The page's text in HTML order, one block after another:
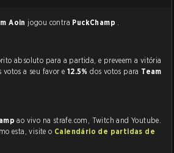
Aoin jogou contra PuckChamp .
votos a seu favor e 12.5%dos votos para Team
ao vivo na strafe.com, Twitch and Youtube.
esta, visite o Calendário de partidas de